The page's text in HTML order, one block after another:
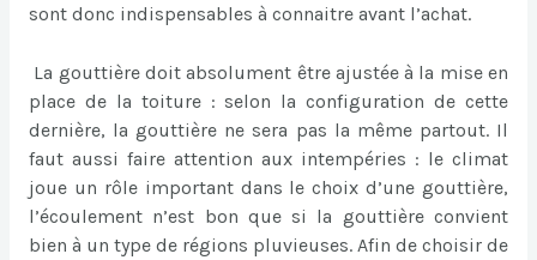
sont donc indispensables à connaitre avant l’achat.
La gouttière doit absolument être ajustée à la mise en
place de la toiture : selon la configuration de cette
dernière, la gouttière ne sera pas la même partout. Il
faut aussi faire attention aux intempéries : le climat
joue un rôle important dans le choix d’une gouttière,
l’écoulement n’est bon que si la gouttière convient
bien à un type de régions pluvieuses. Afin de choisir de